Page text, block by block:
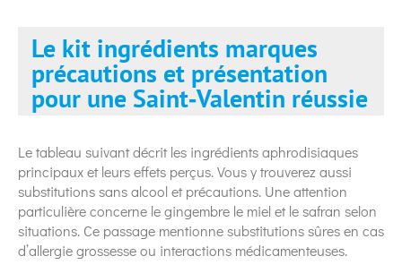
Le kit ingrédients marques
précautions et présentation
pour une Saint‑Valentin réussie
Le tableau suivant décrit les ingrédients aphrodisiaques
principaux et leurs effets perçus. Vous y trouverez aussi
substitutions sans alcool et précautions. Une attention
particulière concerne le gingembre le miel et le safran selon
situations. Ce passage mentionne substitutions sûres en cas
d’allergie grossesse ou interactions médicamenteuses.